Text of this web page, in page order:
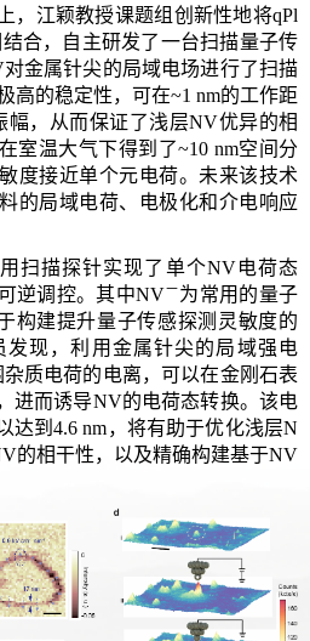
，江颖教授课题组创新性地将qPl
合，自主研发了一台扫描量子传
对金属针尖的局域电场进行了扫描
高的稳定性，可在~1 nm的工作距
幅，从而保证了浅层NV优异的相
室温大气下得到了~10 nm空间分
度接近单个元电荷。未来该技术
的局域电荷、电极化和介电响应
扫描探针实现了单个NV电荷态
逆调控。其中NV－为常用的量子
构建提升量子传感探测灵敏度的
现，利用金属针尖的局域强电
杂质电荷的电离，可以在金刚石表
进而诱导NV的电荷态转换。该电
达到4.6 nm，将有助于优化浅层N
的相干性，以及精确构建基于NV